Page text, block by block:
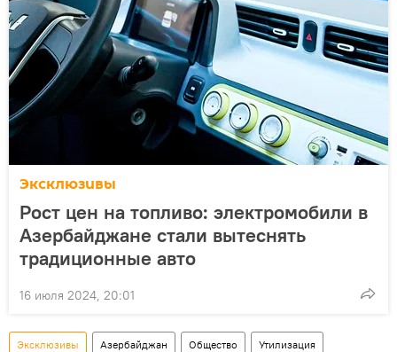
Эксклюзивы
Рост цен на топливо: электромобили в
Азербайджане стали вытеснять
традиционные авто
16 июля 2024, 20:01
Эксклюзивы Азербайджан Общество Утилизация